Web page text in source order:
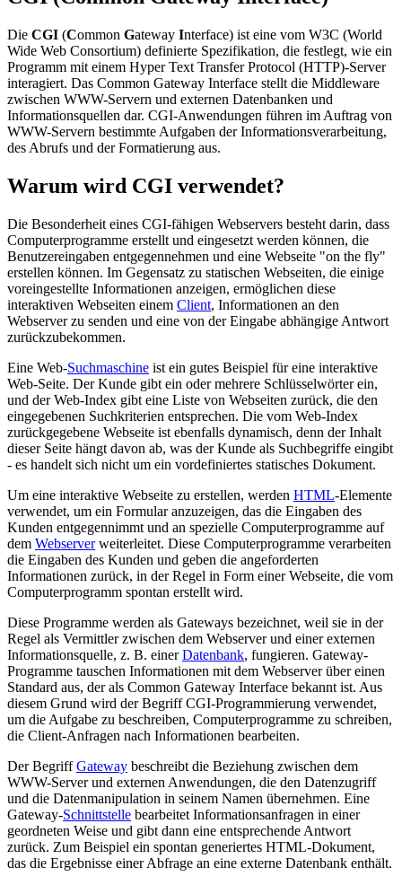
Die CGI (Common Gateway Interface) ist eine vom W3C (World
Wide Web Consortium) definierte Spezifikation, die festlegt, wie ein
Programm mit einem Hyper Text Transfer Protocol (HTTP)-Server
interagiert. Das Common Gateway Interface stellt die Middleware
zwischen WWW-Servern und externen Datenbanken und
Informationsquellen dar. CGI-Anwendungen führen im Auftrag von
WWW-Servern bestimmte Aufgaben der Informationsverarbeitung,
des Abrufs und der Formatierung aus.
Warum wird CGI verwendet?
Die Besonderheit eines CGI-fähigen Webservers besteht darin, dass
Computerprogramme erstellt und eingesetzt werden können, die
Benutzereingaben entgegennehmen und eine Webseite "on the fly"
erstellen können. Im Gegensatz zu statischen Webseiten, die einige
voreingestellte Informationen anzeigen, ermöglichen diese
interaktiven Webseiten einem Client, Informationen an den
Webserver zu senden und eine von der Eingabe abhängige Antwort
zurückzubekommen.
Eine Web-Suchmaschine ist ein gutes Beispiel für eine interaktive
Web-Seite. Der Kunde gibt ein oder mehrere Schlüsselwörter ein,
und der Web-Index gibt eine Liste von Webseiten zurück, die den
eingegebenen Suchkriterien entsprechen. Die vom Web-Index
zurückgegebene Webseite ist ebenfalls dynamisch, denn der Inhalt
dieser Seite hängt davon ab, was der Kunde als Suchbegriffe eingibt
- es handelt sich nicht um ein vordefiniertes statisches Dokument.
Um eine interaktive Webseite zu erstellen, werden HTML-Elemente
verwendet, um ein Formular anzuzeigen, das die Eingaben des
Kunden entgegennimmt und an spezielle Computerprogramme auf
dem Webserverweiterleitet. Diese Computerprogramme verarbeiten
die Eingaben des Kunden und geben die angeforderten
Informationen zurück, in der Regel in Form einer Webseite, die vom
Computerprogramm spontan erstellt wird.
Diese Programme werden als Gateways bezeichnet, weil sie in der
Regel als Vermittler zwischen dem Webserver und einer externen
Informationsquelle, z. B. einerDatenbank, fungieren. Gateway-
Programme tauschen Informationen mit dem Webserver über einen
Standard aus, der als Common Gateway Interface bekannt ist. Aus
diesem Grund wird der Begriff CGI-Programmierung verwendet,
um die Aufgabe zu beschreiben, Computerprogramme zu schreiben,
die Client-Anfragen nach Informationen bearbeiten.
Der BegriffGateway beschreibt die Beziehung zwischen dem
WWW-Server und externen Anwendungen, die den Datenzugriff
und die Datenmanipulation in seinem Namen übernehmen. Eine
Gateway-Schnittstelle bearbeitet Informationsanfragen in einer
geordneten Weise und gibt dann eine entsprechende Antwort
zurück. Zum Beispiel ein spontan generiertes HTML-Dokument,
das die Ergebnisse einer Abfrage an eine externe Datenbank enthält.